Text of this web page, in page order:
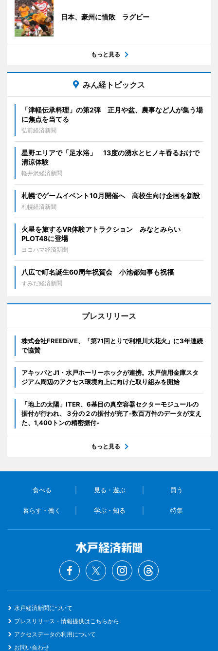
日本、豪州に惜敗 ラグビー
もっと見る
みん経トピックス
「津軽伝承料理」の第2弾 正月や盆、農事など人が集う場
に焦点を当てる
弘前経済新聞
星野エリアで「足水浴」 13度の湧水とヒノキ香るおけで
清涼体験
軽井沢経済新聞
札幌でゲームイベント10月開催へ 高校生向け企画を新設
札幌経済新聞
火星を旅するVR体験アトラクション みなとみらい
PLOT48に登場
ヨコハマ経済新聞
八広で町名誕生60周年祝賀会 小池都知事も祝福
すみだ経済新聞
プレスリリース
株式会社FREEDiVE、「第71回とりで利根川大花火」に3年連続
で協賛
アキッパとJ1・水戸ホーリーホックが連携。水戸信用金庫スタ
ジアム周辺のアクセス環境向上に向けた取り組みを開始
「地上の太陽」ITER、6基目の真空容器セクターモジュールの
据付が行われ、３分の２の据付が完了-数百万件のデータが支え
た、1,400トンの精密据付-
もっと見る
食べる 見る・遊ぶ 買う
暮らす・働く 学ぶ・知る 特集
水戸経済新聞について
プレスリリース・情報提供はこちらから
アクセスデータの利用について
お問い合わせ